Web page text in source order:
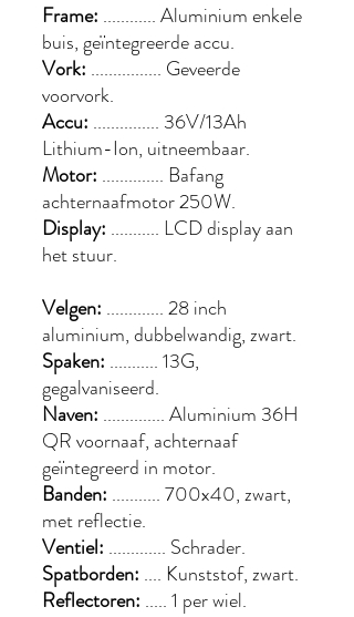
Frame: ............ Aluminium enkele
buis, geïntegreerde accu.
Vork: ................ Geveerde
voorvork.
Accu: ............... 36V/13Ah
Lithium-Ion, uitneembaar.
Motor: .............. Bafang
achternaafmotor 250W.
Display: ........... LCD display aan
het stuur.
Velgen: ............. 28 inch
aluminium, dubbelwandig, zwart.
Spaken: ........... 13G,
gegalvaniseerd.
Naven: .............. Aluminium 36H
QR voornaaf, achternaaf
geïntegreerd in motor.
Banden: ........... 700x40, zwart,
met reflectie.
Ventiel: ............. Schrader.
Spatborden: .... Kunststof, zwart.
Reflectoren: ..... 1 per wiel.